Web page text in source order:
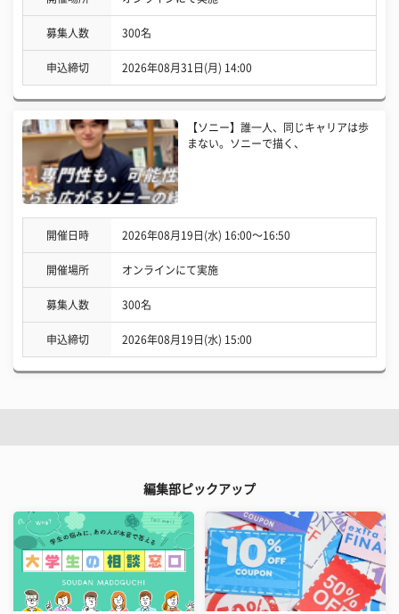
募集人数 300名
申込締切 2026年08月31日(月) 14:00
【ソニー】誰一人、同じキャリアは歩
まない。ソニーで描く、
開催日時 2026年08月19日(水) 16:00〜16:50
開催場所 オンラインにて実施
募集人数 300名
申込締切 2026年08月19日(水) 15:00
編集部ピックアップ